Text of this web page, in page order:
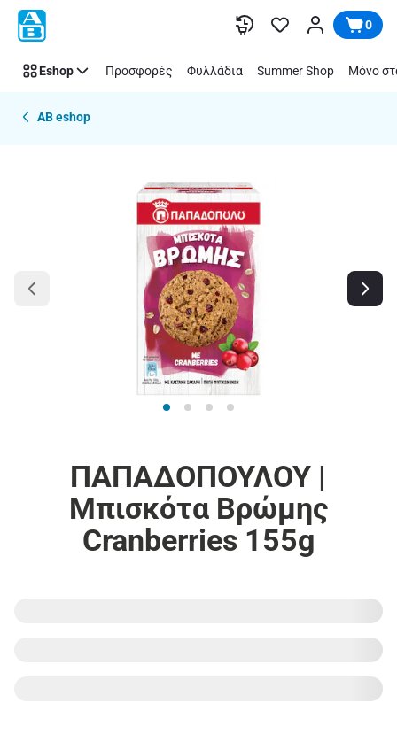
Παράλειψη 0
Eshop Προσφορές Φυλλάδια Summer Shop Μόνο
AB eshop
ΠΑΠΑΔΟΠΟΥΛΟΥ |
Μπισκότα Βρώμης
Cranberries 155g